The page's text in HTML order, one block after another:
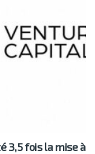
3,5 fois la mise à